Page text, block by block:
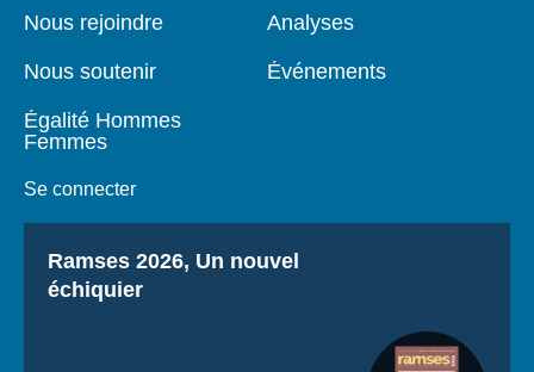
Nous rejoindre
Nous soutenir
Égalité Hommes
Femmes
Se connecter
Analyses
Événements
Titre
Ramses 2026, Un nouvel
échiquier